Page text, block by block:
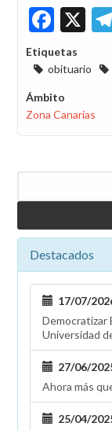
X
Etiquetas
obituario
Ámbito
Zona Canarias
Destacados
17/07/
Democratizar
Universidad
27/06/
Ahora más
25/04/